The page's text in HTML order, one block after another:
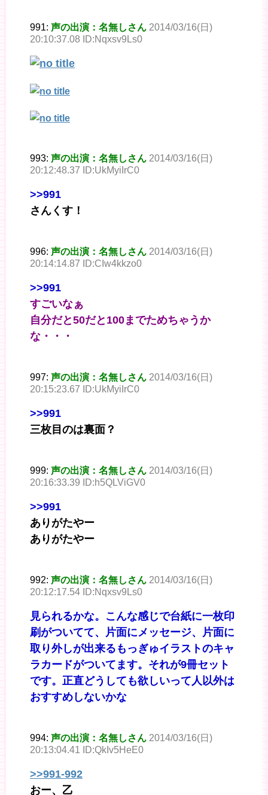
991: 声の出演：名無しさん 2014/03/16(日)
20:10:37.08 ID:Nqxsv9Ls0
993: 声の出演：名無しさん 2014/03/16(日)
20:12:48.37 ID:UkMyiIrC0
>>991
さんくす！
996: 声の出演：名無しさん 2014/03/16(日)
20:14:14.87 ID:CIw4kkzo0
>>991
すごいなぁ
自分だと50だと100までためちゃうか
な・・・
997: 声の出演：名無しさん 2014/03/16(日)
20:15:23.67 ID:UkMyiIrC0
>>991
三枚目のは裏面？
999: 声の出演：名無しさん 2014/03/16(日)
20:16:33.39 ID:h5QLViGV0
>>991
ありがたやー
ありがたやー
992: 声の出演：名無しさん 2014/03/16(日)
20:12:17.54 ID:Nqxsv9Ls0
見られるかな。こんな感じで台紙に一枚印
刷がついてて、片面にメッセージ、片面に
取り外しが出来るもっぎゅイラストのキャ
ラカードがついてます。それが9冊セット
です。正直どうしても欲しいって人以外は
おすすめしないかな
994: 声の出演：名無しさん 2014/03/16(日)
20:13:04.41 ID:QkIv5HeE0
>>991-992
おー、乙